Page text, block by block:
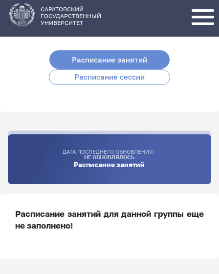
основному
содержанию
САРАТОВСКИЙ
ГОСУДАРСТВЕННЫЙ
УНИВЕРСИТЕТ
Расписание занятий
Расписание сессии
ДАТА ПОСЛЕДНЕГО ОБНОВЛЕНИЯ:
НЕ ОБНОВЛЯЛОСЬ
Расписание занятий
Расписание занятий для данной группы еще
не заполнено!